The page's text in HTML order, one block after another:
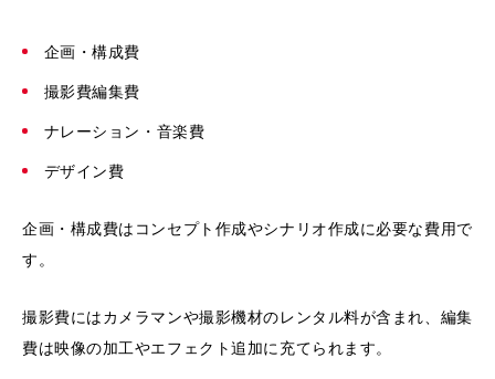
企画・構成費
撮影費編集費
ナレーション・音楽費
デザイン費
企画・構成費はコンセプト作成やシナリオ作成に必要な費用で
す。
撮影費にはカメラマンや撮影機材のレンタル料が含まれ、編集
費は映像の加工やエフェクト追加に充てられます。